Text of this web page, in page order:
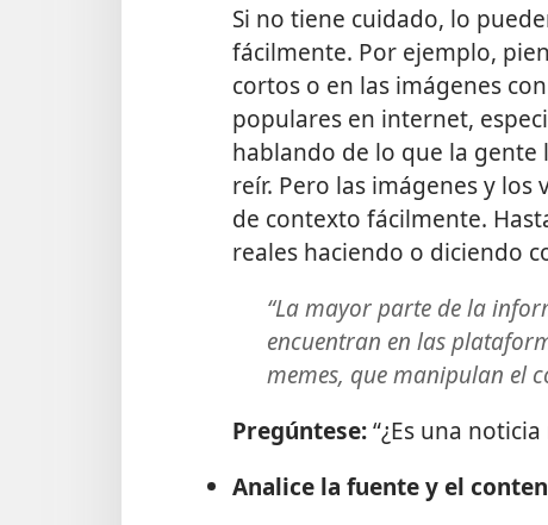
Si no tiene cuidado, lo
fácilmente. Por ejemplo,
cortos o en las imágenes
populares en internet,
hablando de lo que la gente
reír. Pero las imágenes y
de contexto fácilmente.
reales haciendo o diciendo
“La mayor parte de la
encuentran en las
memes, que manipulan el
Pregúntese:“¿Es una
Analice la fuente y el